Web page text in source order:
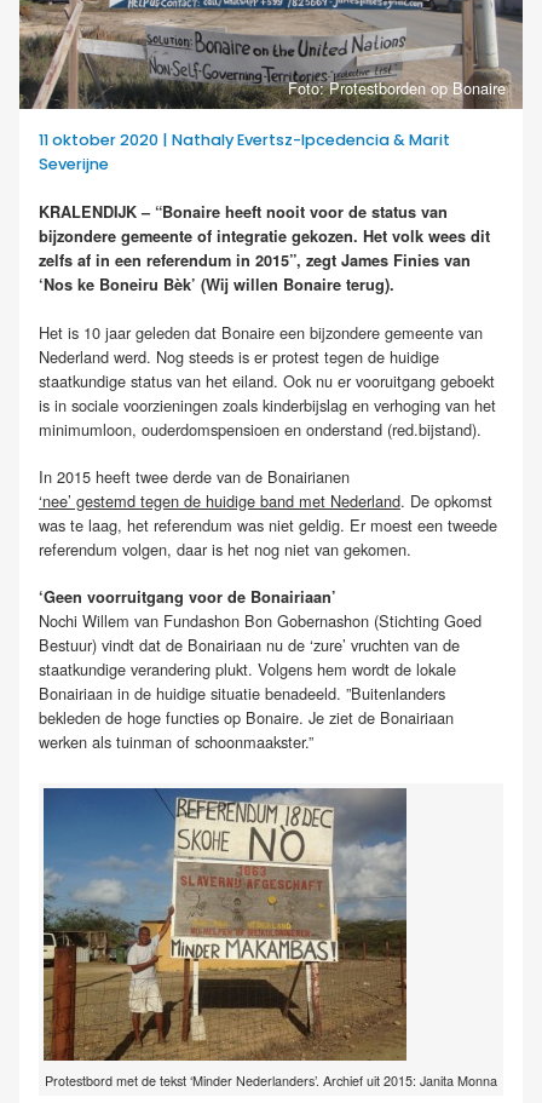
Foto: Protestborden op Bonaire
11 oktober 2020 | Nathaly Evertsz-Ipcedencia & Marit
Severijne
KRALENDIJK – “Bonaire heeft nooit voor de status van
bijzondere gemeente of integratie gekozen. Het volk wees dit
zelfs af in een referendum in 2015”, zegt James Finies van
‘Nos ke Boneiru Bèk’ (Wij willen Bonaire terug).
Het is 10 jaar geleden dat Bonaire een bijzondere gemeente van
Nederland werd. Nog steeds is er protest tegen de huidige
staatkundige status van het eiland. Ook nu er vooruitgang geboekt
is in sociale voorzieningen zoals kinderbijslag en verhoging van het
minimumloon, ouderdomspensioen en onderstand (red.bijstand).
In 2015 heeft twee derde van de Bonairianen
‘nee’ gestemd tegen de huidige band met Nederland. De opkomst
was te laag, het referendum was niet geldig. Er moest een tweede
referendum volgen, daar is het nog niet van gekomen.
‘Geen voorruitgang voor de Bonairiaan’
Nochi Willem van Fundashon Bon Gobernashon (Stichting Goed
Bestuur) vindt dat de Bonairiaan nu de ‘zure’ vruchten van de
staatkundige verandering plukt. Volgens hem wordt de lokale
Bonairiaan in de huidige situatie benadeeld. ”Buitenlanders
bekleden de hoge functies op Bonaire. Je ziet de Bonairiaan
werken als tuinman of schoonmaakster.”
Protestbord met de tekst ‘Minder Nederlanders’. Archief uit 2015: Janita Monna